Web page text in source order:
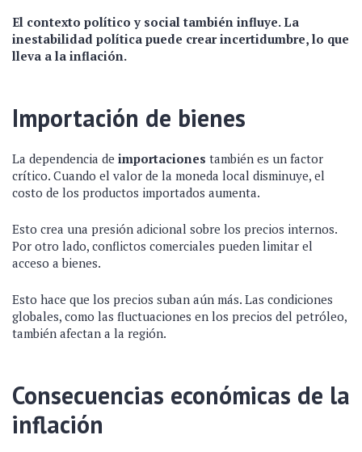
El contexto político y social también influye. La
inestabilidad política puede crear incertidumbre, lo que
lleva a la inflación.
Importación de bienes
La dependencia de importaciones también es un factor
crítico. Cuando el valor de la moneda local disminuye, el
costo de los productos importados aumenta.
Esto crea una presión adicional sobre los precios internos.
Por otro lado, conflictos comerciales pueden limitar el
acceso a bienes.
Esto hace que los precios suban aún más. Las condiciones
globales, como las fluctuaciones en los precios del petróleo,
también afectan a la región.
Consecuencias económicas de la
inflación